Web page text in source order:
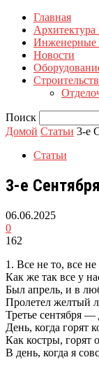
Главная
Архитектура
Инженерные
Новости
Поиск
Домой Статьи 3-е
Статьи
3-е Сентября
06.06.2025
0
162
1. Все не то, все
Как же так все у
Был апрель, и в
Пролетел желтый
Третье сентября
День, когда горят
Как костры, горят
В день, когда я